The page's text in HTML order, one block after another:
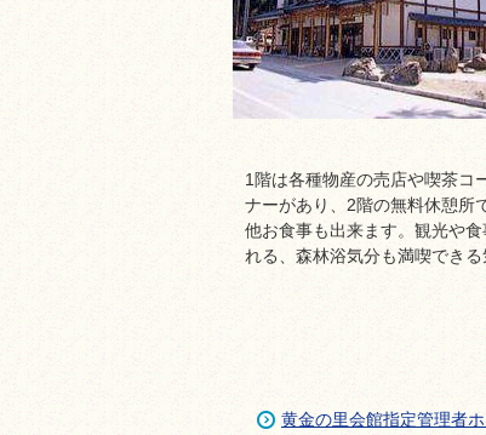
1階は各種物産の売店や喫茶コ
ナーがあり、2階の無料休憩所
他お食事も出来ます。観光や
れる、森林浴気分も満喫でき
黄金の里会館指定管理者